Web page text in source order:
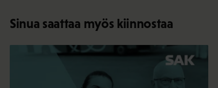
Sinua saattaa myös kiinnostaa